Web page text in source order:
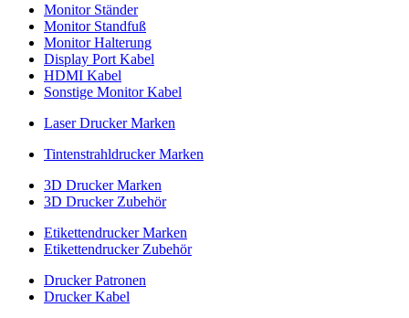
Monitor Ständer
Monitor Standfuß
Monitor Halterung
Display Port Kabel
HDMI Kabel
Sonstige Monitor Kabel
Laser Drucker Marken
Tintenstrahldrucker Marken
3D Drucker Marken
3D Drucker Zubehör
Etikettendrucker Marken
Etikettendrucker Zubehör
Drucker Patronen
Drucker Kabel